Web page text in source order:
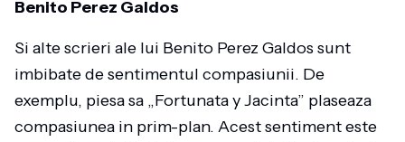
Benito Perez Galdos
Si alte scrieri ale lui Benito Perez Galdos sunt
imbibate de sentimentul compasiunii. De
exemplu, piesa sa „Fortunata y Jacinta” plaseaza
compasiunea in prim-plan. Acest sentiment este